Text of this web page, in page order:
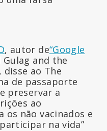
, autor de“Google
and the
disse ao The
de passaporte
preservar a
ao
os não vacinados e
na vida”